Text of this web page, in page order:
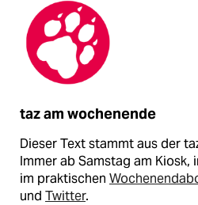
taz am wochenende
Dieser Text stammt aus der
Immer ab Samstag am Kiosk,
im praktischen
und Twitter.